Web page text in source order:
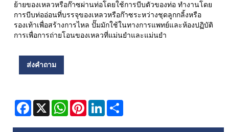
ย้ายของเหลวหรือก๊าซผ่านท่อโดยใช้การบีบตัวของท่อ ทำงานโดย
การบีบท่ออ่อนที่บรรจุของเหลวหรือก๊าซระหว่างชุดลูกกลิ้งหรือ
รองเท้าเพื่อสร้างการไหล ปั๊มมักใช้ในทางการแพทย์และห้องปฏิบัติ
การเพื่อการถ่ายโอนของเหลวที่แม่นยำและแม่นยำ
ส่งคำถาม
Facebook
X WhatsAppPinterestLinkedIn